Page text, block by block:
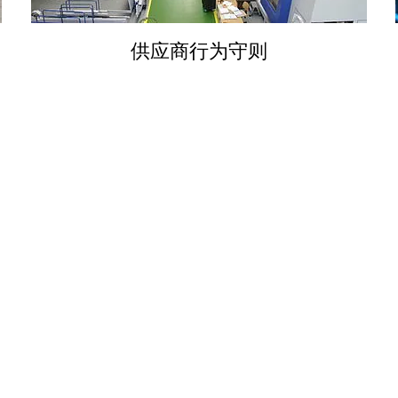
供应商行为守则